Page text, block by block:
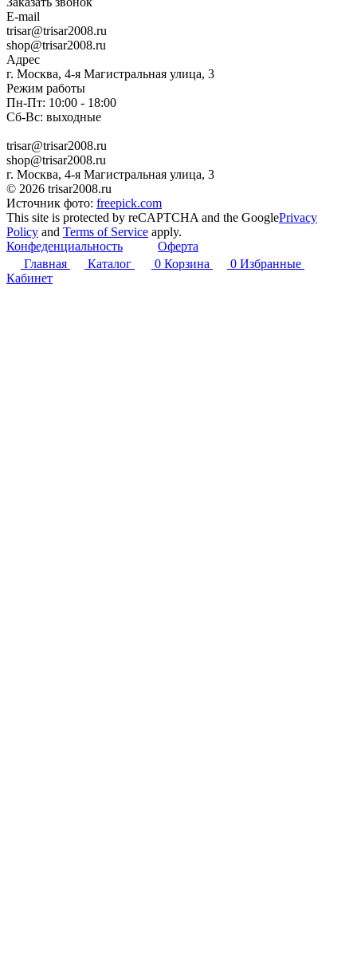
E-mail
trisar@trisar2008.ru
shop@trisar2008.ru
Адрес
г. Москва, 4-я Магистральная улица, 3
Режим работы
Пн-Пт: 10:00 - 18:00
Сб-Вс: выходные
trisar@trisar2008.ru
shop@trisar2008.ru
г. Москва, 4-я Магистральная улица, 3
© 2026 trisar2008.ru
Источник фото: freepick.com
This site is protected by reCAPTCHA and the GooglePrivacy
Policy and Terms of Service apply.
Конфеденциальность
Оферта
Главная
Каталог 0 Корзина 0 Избранные
Кабинет